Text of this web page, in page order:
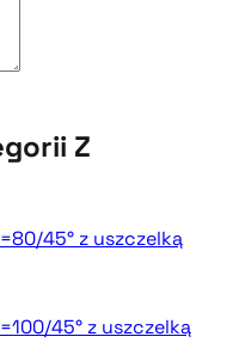
Z
45° z uszczelką
45° z uszczelką